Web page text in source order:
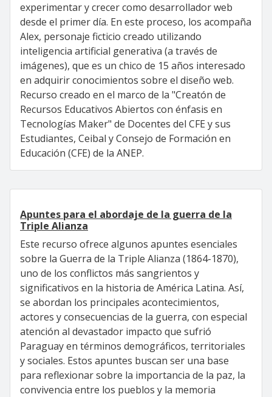
experimentar y crecer como desarrollador web
desde el primer día. En este proceso, los acompaña
Alex, personaje ficticio creado utilizando
inteligencia artificial generativa (a través de
imágenes), que es un chico de 15 años interesado
en adquirir conocimientos sobre el diseño web.
Recurso creado en el marco de la "Creatón de
Recursos Educativos Abiertos con énfasis en
Tecnologías Maker" de Docentes del CFE y sus
Estudiantes, Ceibal y Consejo de Formación en
Educación (CFE) de la ANEP.
Apuntes para el abordaje de la guerra de la
Triple Alianza
Este recurso ofrece algunos apuntes esenciales
sobre la Guerra de la Triple Alianza (1864-1870),
uno de los conflictos más sangrientos y
significativos en la historia de América Latina. Así,
se abordan los principales acontecimientos,
actores y consecuencias de la guerra, con especial
atención al devastador impacto que sufrió
Paraguay en términos demográficos, territoriales
y sociales. Estos apuntes buscan ser una base
para reflexionar sobre la importancia de la paz, la
convivencia entre los pueblos y la memoria